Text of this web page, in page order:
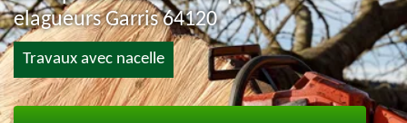
elagueurs Garris 64120
Travaux avec nacelle